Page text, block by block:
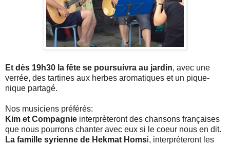
Et dès 19h30 la fête se poursuivra au jardin, avec une
verrée, des tartines aux herbes aromatiques et un pique-
nique partagé.
Nos musiciens préférés:
Kim et Compagnie interprèteront des chansons françaises
que nous pourrons chanter avec eux si le coeur nous en dit.
La famille syrienne de Hekmat Homsi, interprèteront les